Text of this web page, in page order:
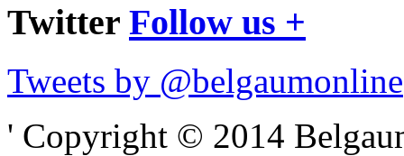
Twitter Follow us +
Tweets by @belgaumonline
' Copyright © 2014